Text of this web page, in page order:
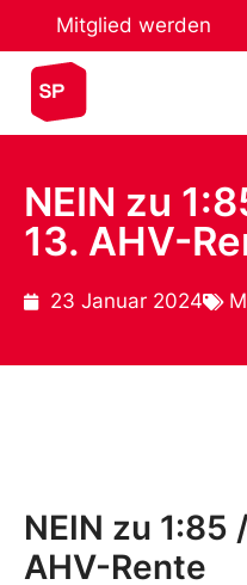
Mitglied werden
NEIN zu
13. AHV-
23 Januar 2024
NEIN zu 1:85
AHV-Rente